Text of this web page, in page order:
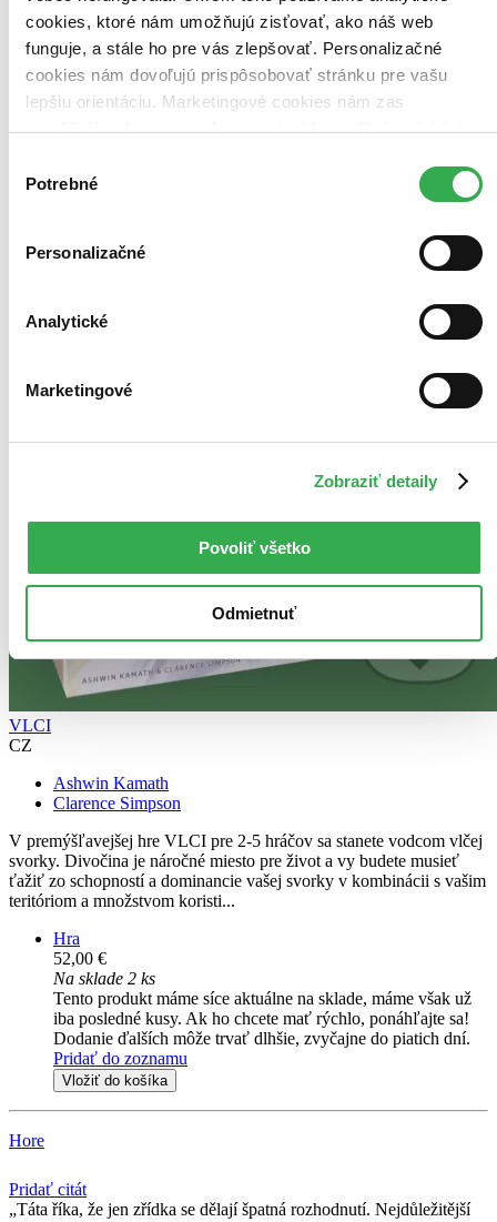
cookies, ktoré nám umožňujú zisťovať, ako náš web
funguje, a stále ho pre vás zlepšovať. Personalizačné
cookies nám dovoľujú prispôsobovať stránku pre vašu
lepšiu orientáciu. Marketingové cookies nám zas
umožňujú zobrazenie relevantnej reklamy. Niektoré údaje
keby sme mohli používať všetky tieto cookies. Ďakujeme!
súhlasu
Potrebné
Personalizačné
Analytické
Marketingové
Zobraziť detaily
Povoliť všetko
Odmietnuť
Novinky
Najdrahšie
Najlacnejšie
Najvyššia zľava
Použité filtre
dostupné
VLCI
CZ
Ashwin Kamath
Clarence Simpson
V premýšľavejšej hre VLCI pre 2-5 hráčov sa stanete vodcom vlčej
svorky. Divočina je náročné miesto pre život a vy budete musieť
ťažiť zo schopností a dominancie vašej svorky v kombinácii s vašim
teritóriom a množstvom koristi...
Hra
52,00 €
Na sklade 2 ks
Tento produkt máme síce aktuálne na sklade, máme však už
iba posledné kusy. Ak ho chcete mať rýchlo, ponáhľajte sa!
Dodanie ďalších môže trvať dlhšie, zvyčajne do piatich dní.
Pridať do zoznamu
Vložiť do košíka
Hore
Pridať citát
Táta říka, že jen zřídka se dělají špatná rozhodnutí. Nejdůležitější